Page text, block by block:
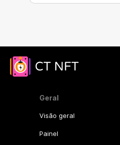
Geral
Visão geral
Painel